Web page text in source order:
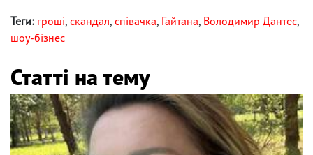
Теги: гроші, скандал, співачка, Гайтана, Володимир Дантес,
шоу-бізнес
Статті на тему